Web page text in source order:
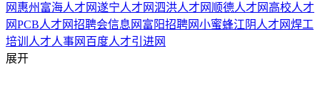
网 惠州富海人才网遂宁人才网泗洪人才网 顺德人才网 高校人才
网PCB人才网招聘会信息网 富阳招聘网小蜜蜂江阴人才网焊工
培训 人才人事网 百度人才引进网
展开